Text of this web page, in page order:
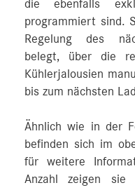
die ebenfalls
programmiert sind.
Regelung des
belegt, über die
Kühlerjalousien
bis zum nächsten
Ähnlich wie in der
befinden sich im
für weitere
Anzahl zeigen sie